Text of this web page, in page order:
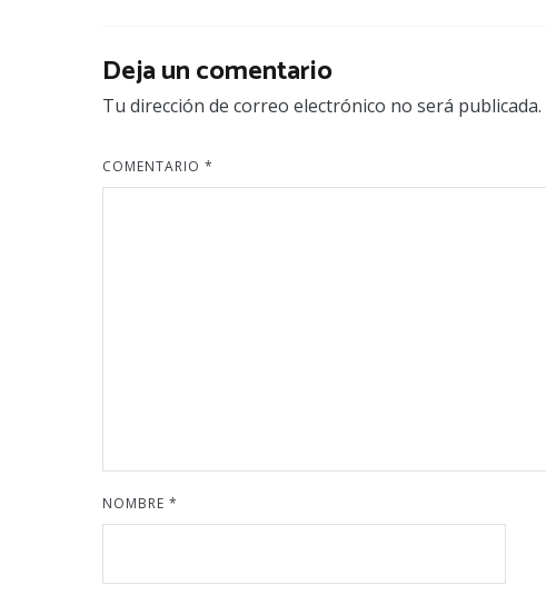
Deja un comentario
Tu dirección de correo electrónico no será publicada.
COMENTARIO *
NOMBRE *